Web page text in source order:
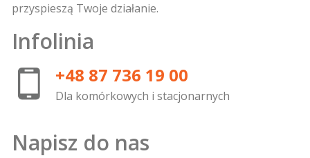
przyspieszą Twoje działanie.
Infolinia
+48 87 736 19 00
Dla komórkowych i stacjonarnych
Napisz do nas